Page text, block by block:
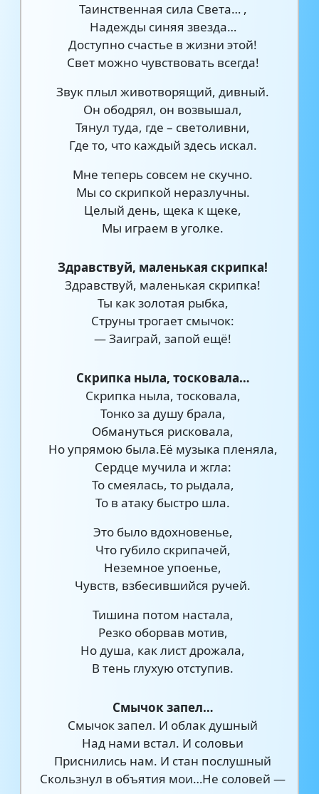
Таинственная сила Света… ,
Надежды синяя звезда…
Доступно счастье в жизни этой!
Свет можно чувствовать всегда!
Звук плыл животворящий, дивный.
Он ободрял, он возвышал,
Тянул туда, где – светоливни,
Где то, что каждый здесь искал.
Мне теперь совсем не скучно.
Мы со скрипкой неразлучны.
Целый день, щека к щеке,
Мы играем в уголке.
Здравствуй, маленькая скрипка!
Здравствуй, маленькая скрипка!
Ты как золотая рыбка,
Струны трогает смычок:
— Заиграй, запой ещё!
Скрипка ныла, тосковала…
Скрипка ныла, тосковала,
Тонко за душу брала,
Обмануться рисковала,
Но упрямою была.Её музыка пленяла,
Сердце мучила и жгла:
То смеялась, то рыдала,
То в атаку быстро шла.
Это было вдохновенье,
Что губило скрипачей,
Неземное упоенье,
Чувств, взбесившийся ручей.
Тишина потом настала,
Резко оборвав мотив,
Но душа, как лист дрожала,
В тень глухую отступив.
Смычок запел…
Смычок запел. И облак душный
Над нами встал. И соловьи
Приснились нам. И стан послушный
Скользнул в объятия мои…Не соловей —